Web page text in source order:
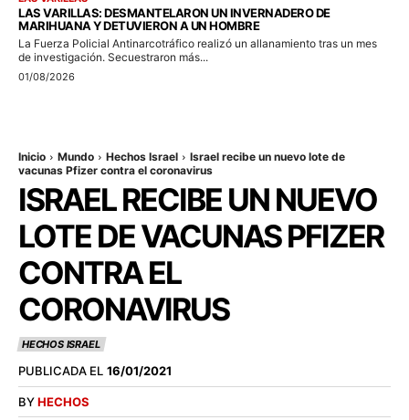
LAS VARILLAS: DESMANTELARON UN INVERNADERO DE
MARIHUANA Y DETUVIERON A UN HOMBRE
La Fuerza Policial Antinarcotráfico realizó un allanamiento tras un mes
de investigación. Secuestraron más...
01/08/2026